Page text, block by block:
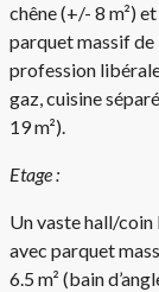
chêne (+/- 8 m²)
parquet massif de
profession
gaz, cuisine
19 m²).
Etage :
Un vaste hall/coin
avec parquet
6.5 m² (bain